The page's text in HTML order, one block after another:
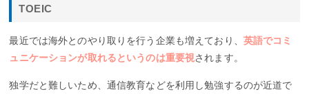
TOEIC
最近では海外とのやり取りを行う企業も増えており、 英語でコミ
ュニケーションが取れるというのは重要視されます。
独学だと難しいため、通信教育などを利用し勉強するのが近道で